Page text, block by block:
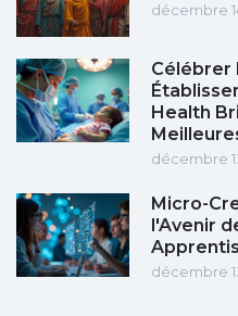
décembre
Célébrer
Health
décembre
Micro-
l'Avenir
décembre